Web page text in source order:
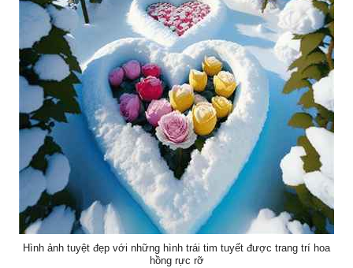
Hình ảnh tuyệt đẹp với những hình trái tim tuyết được trang trí hoa
hồng rực rỡ